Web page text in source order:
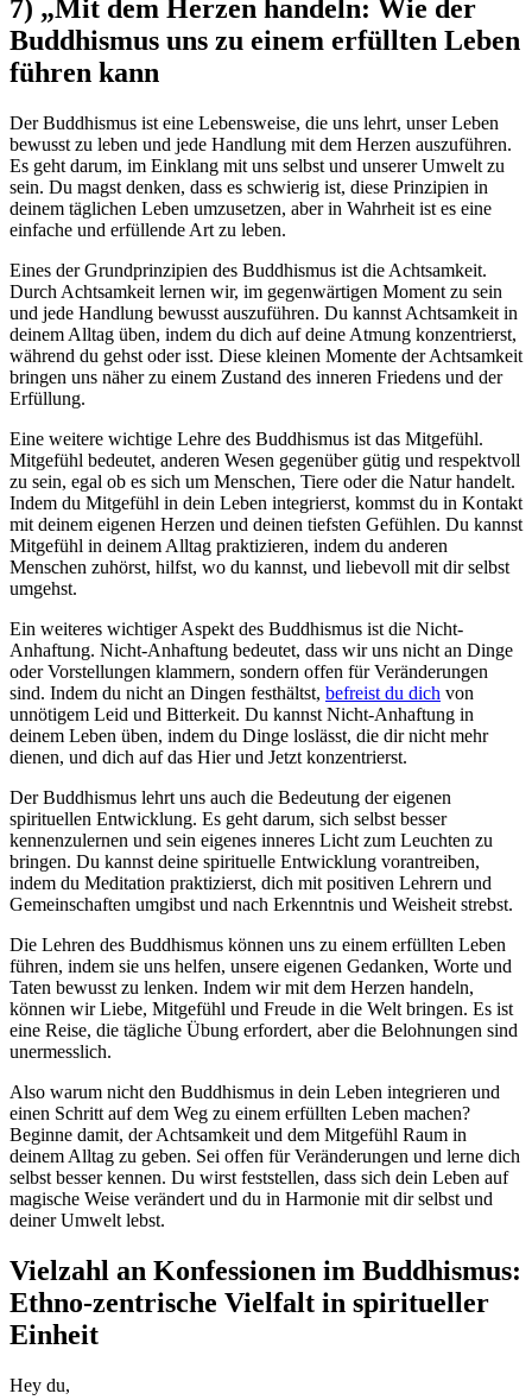
7) „Mit dem Herzen handeln: Wie der
Buddhismus uns zu einem erfüllten Leben
führen kann
Der Buddhismus ist eine Lebensweise, die uns lehrt, unser Leben
bewusst zu leben und jede Handlung mit dem Herzen auszuführen.
Es geht darum, im Einklang mit uns selbst und unserer Umwelt zu
sein. Du magst denken, dass es schwierig ist, diese Prinzipien in
deinem täglichen Leben umzusetzen, aber in Wahrheit ist es eine
einfache und erfüllende Art zu leben.
Eines der Grundprinzipien des Buddhismus ist die Achtsamkeit.
Durch Achtsamkeit lernen wir, im gegenwärtigen Moment zu sein
und jede Handlung bewusst auszuführen. Du kannst Achtsamkeit in
deinem Alltag üben, indem du dich auf deine Atmung konzentrierst,
während du gehst oder isst. Diese kleinen Momente der Achtsamkeit
bringen uns näher zu einem Zustand des inneren Friedens und der
Erfüllung.
Eine weitere wichtige Lehre des Buddhismus ist das Mitgefühl.
Mitgefühl bedeutet, anderen Wesen gegenüber gütig und respektvoll
zu sein, egal ob es sich um Menschen, Tiere oder die Natur handelt.
Indem du Mitgefühl in dein Leben integrierst, kommst du in Kontakt
mit deinem eigenen Herzen und deinen tiefsten Gefühlen. Du kannst
Mitgefühl in deinem Alltag praktizieren, indem du anderen
Menschen zuhörst, hilfst, wo du kannst, und liebevoll mit dir selbst
umgehst.
Ein weiteres wichtiger Aspekt des Buddhismus ist die Nicht-
Anhaftung. Nicht-Anhaftung bedeutet, dass wir uns nicht an Dinge
oder Vorstellungen klammern, sondern offen für Veränderungen
sind. Indem du nicht an Dingen festhältst, befreist du dich von
unnötigem Leid und Bitterkeit. Du kannst Nicht-Anhaftung in
deinem Leben üben, indem du Dinge loslässt, die dir nicht mehr
dienen, und dich auf das Hier und Jetzt konzentrierst.
Der Buddhismus lehrt uns auch die Bedeutung der eigenen
spirituellen Entwicklung. Es geht darum, sich selbst besser
kennenzulernen und sein eigenes inneres Licht zum Leuchten zu
bringen. Du kannst deine spirituelle Entwicklung vorantreiben,
indem du Meditation praktizierst, dich mit positiven Lehrern und
Gemeinschaften umgibst und nach Erkenntnis und Weisheit strebst.
Die Lehren des Buddhismus können uns zu einem erfüllten Leben
führen, indem sie uns helfen, unsere eigenen Gedanken, Worte und
Taten bewusst zu lenken. Indem wir mit dem Herzen handeln,
können wir Liebe, Mitgefühl und Freude in die Welt bringen. Es ist
eine Reise, die tägliche Übung erfordert, aber die Belohnungen sind
unermesslich.
Also warum nicht den Buddhismus in dein Leben integrieren und
einen Schritt auf dem Weg zu einem erfüllten Leben machen?
Beginne damit, der Achtsamkeit und dem Mitgefühl Raum in
deinem Alltag zu geben. Sei offen für Veränderungen und lerne dich
selbst besser kennen. Du wirst feststellen, dass sich dein Leben auf
magische Weise verändert und du in Harmonie mit dir selbst und
deiner Umwelt lebst.
Vielzahl an Konfessionen im Buddhismus:
Ethno-zentrische Vielfalt in spiritueller
Einheit
Hey du,